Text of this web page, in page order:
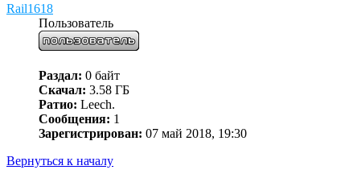
Rail1618
Пользователь
Раздал: 0 байт
Скачал: 3.58 ГБ
Ратио: Leech.
Сообщения: 1
Зарегистрирован: 07 май 2018, 19:30
Вернуться к началу